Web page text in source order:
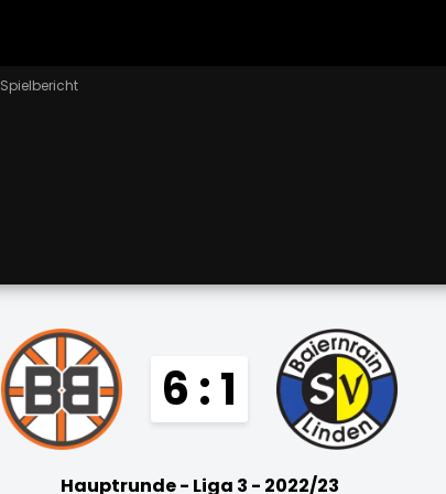
Spielbericht
6 : 1
Hauptrunde - Liga 3 - 2022/23